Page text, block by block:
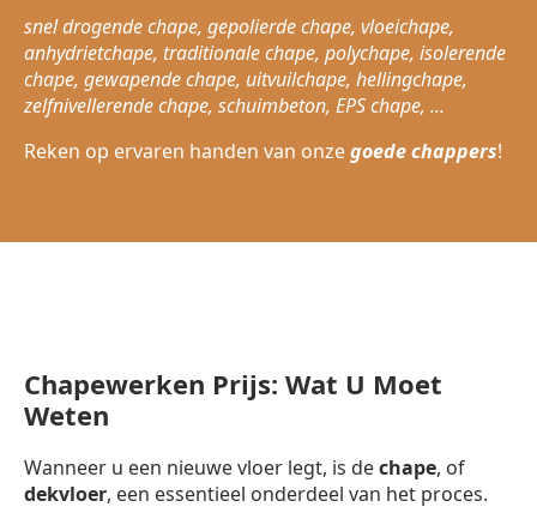
snel drogende chape, gepolierde chape, vloeichape,
anhydrietchape, traditionale chape, polychape, isolerende
chape, gewapende chape, uitvuilchape, hellingchape,
zelfnivellerende chape, schuimbeton, EPS chape, ...
Reken op ervaren handen van onzegoede chappers!
Chapewerken Prijs: Wat U Moet
Weten
Wanneer u een nieuwe vloer legt, is dechape, of
dekvloer, een essentieel onderdeel van het proces.